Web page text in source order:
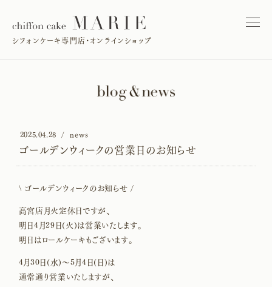
シフォンケーキ専門店・オンラインショップ
2025.04.28 news
ゴールデンウィークの営業日のお知らせ
\ ゴールデンウィークのお知らせ /
高宮店月火定休日ですが、
明日4月29日(火)は営業いたします。
明日はロールケーキもございます。
4月30日(水)〜5月4日(日)は
通常通り営業いたしますが、